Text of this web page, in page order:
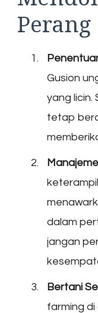
Perang
Gusion
yang licin.
tetap
dalam
jangan
Bertani
farming di